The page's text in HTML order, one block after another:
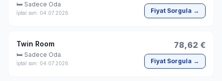
🛏 Sadece Oda
İptal son: 04.07.2026 Fiyat Sorgula →
Twin Room
🛏 Sadece Oda
İptal son: 04.07.2026
78,62 €
Fiyat Sorgula →